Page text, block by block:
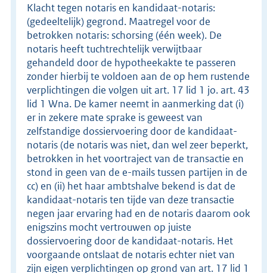
Klacht tegen notaris en kandidaat-notaris:
(gedeeltelijk) gegrond. Maatregel voor de
betrokken notaris: schorsing (één week). De
notaris heeft tuchtrechtelijk verwijtbaar
gehandeld door de hypotheekakte te passeren
zonder hierbij te voldoen aan de op hem rustende
verplichtingen die volgen uit art. 17 lid 1 jo. art. 43
lid 1 Wna. De kamer neemt in aanmerking dat (i)
er in zekere mate sprake is geweest van
zelfstandige dossiervoering door de kandidaat-
notaris (de notaris was niet, dan wel zeer beperkt,
betrokken in het voortraject van de transactie en
stond in geen van de e-mails tussen partijen in de
cc) en (ii) het haar ambtshalve bekend is dat de
kandidaat-notaris ten tijde van deze transactie
negen jaar ervaring had en de notaris daarom ook
enigszins mocht vertrouwen op juiste
dossiervoering door de kandidaat-notaris. Het
voorgaande ontslaat de notaris echter niet van
zijn eigen verplichtingen op grond van art. 17 lid 1